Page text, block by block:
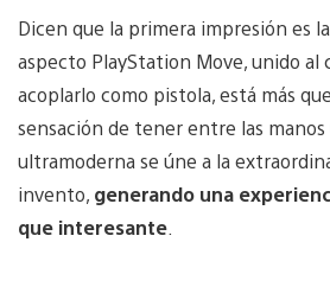
Dicen que la primera impresión es
aspecto PlayStation Move, unido al
acoplarlo como pistola, está más
sensación de tener entre las manos
ultramoderna se úne a la
invento, generando una
que interesante